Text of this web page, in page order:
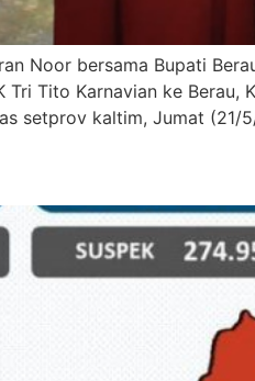
Noor bersama Bupati
Tito Karnavian ke Berau,
setprov kaltim, Jumat (21/